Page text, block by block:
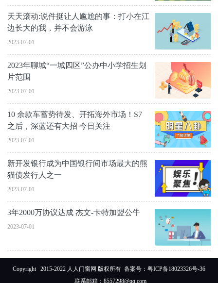
天天滚动:说件挺让人尴尬的事：打小在江
边长大的我，并不会游泳
2023-07-01
2023年聊城“一城四区”公办中小学招生划
片范围
2023-07-01
10 余款车蓄势待发、开拓海外市场！S7
之后，深蓝还有大招 今日关注
2023-07-01
新开发银行成为中国银行间市场最大的熊
猫债发行人之一
2023-07-01
3年2000万协议达成 杰文-卡特加盟公牛
2023-07-01
Copyright 2015-2022 人人门窗网 版权所有 备案号： 粤ICP备18023326号-36
联系邮箱：8557298@qq.com